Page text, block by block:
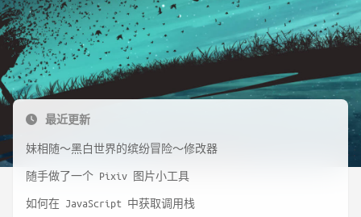
最近更新
妹相随～黑白世界的缤纷冒险～修改器
随手做了一个 Pixiv 图片小工具
如何在 JavaScript 中获取调用栈